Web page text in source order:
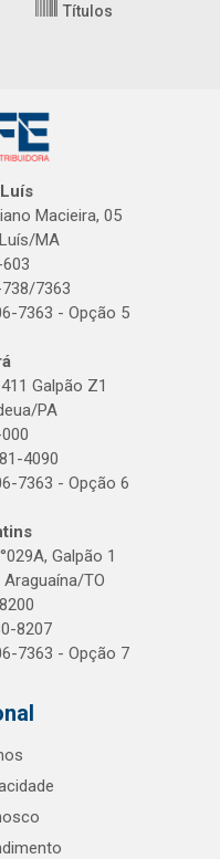
Títulos
Macieira, 05
MA
7363
7363 - Opção 5
Galpão Z1
PA
4090
7363 - Opção 6
Galpão 1
TO
8207
7363 - Opção 7